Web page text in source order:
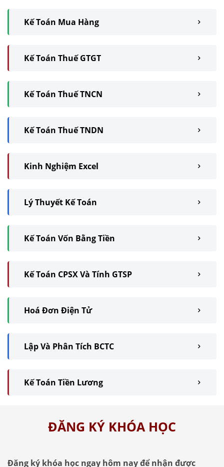
Kế Toán Mua Hàng
Kế Toán Thuế GTGT
Kế Toán Thuế TNCN
Kế Toán Thuế TNDN
Kinh Nghiệm Excel
Lý Thuyết Kế Toán
Kế Toán Vốn Bằng Tiền
Kế Toán CPSX Và Tính GTSP
Hoá Đơn Điện Tử
Lập Và Phân Tích BCTC
Kế Toán Tiền Lương
ĐĂNG KÝ KHÓA HỌC
Đăng ký khóa học ngay hôm nay để nhận được